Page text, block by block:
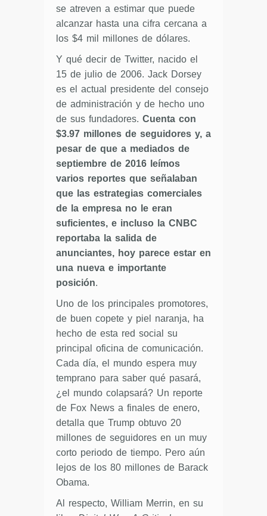
se atreven a estimar que puede
alcanzar hasta una cifra cercana a
los $4 mil millones de dólares.
Y qué decir de Twitter, nacido el
15 de julio de 2006. Jack Dorsey
es el actual presidente del consejo
de administración y de hecho uno
de sus fundadores. Cuenta con
$3.97 millones de seguidores y, a
pesar de que a mediados de
septiembre de 2016 leímos
varios reportes que señalaban
que las estrategias comerciales
de la empresa no le eran
suficientes, e incluso la CNBC
reportaba la salida de
anunciantes, hoy parece estar en
una nueva e importante
posición.
Uno de los principales promotores,
de buen copete y piel naranja, ha
hecho de esta red social su
principal oficina de comunicación.
Cada día, el mundo espera muy
temprano para saber qué pasará,
¿el mundo colapsará? Un reporte
de Fox News a finales de enero,
detalla que Trump obtuvo 20
millones de seguidores en un muy
corto periodo de tiempo. Pero aún
lejos de los 80 millones de Barack
Obama.
Al respecto, William Merrin, en su